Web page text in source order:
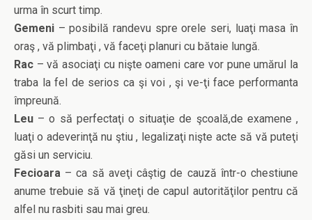
urma în scurt timp.
Gemeni – posibilă randevu spre orele seri, luaţi masa în
oraş , vă plimbaţi , vă faceţi planuri cu bătaie lungă.
Rac – vă asociaţi cu nişte oameni care vor pune umărul la
traba la fel de serios ca şi voi , şi ve-ţi face performanta
împreună.
Leu – o să perfectaţi o situaţie de şcoală,de examene ,
luaţi o adeverinţă nu ştiu , legalizaţi nişte acte să vă puteţi
găsi un serviciu.
Fecioara – ca să aveţi câştig de cauză într-o chestiune
anume trebuie să vă ţineţi de capul autorităţilor pentru că
alfel nu rasbiti sau mai greu.